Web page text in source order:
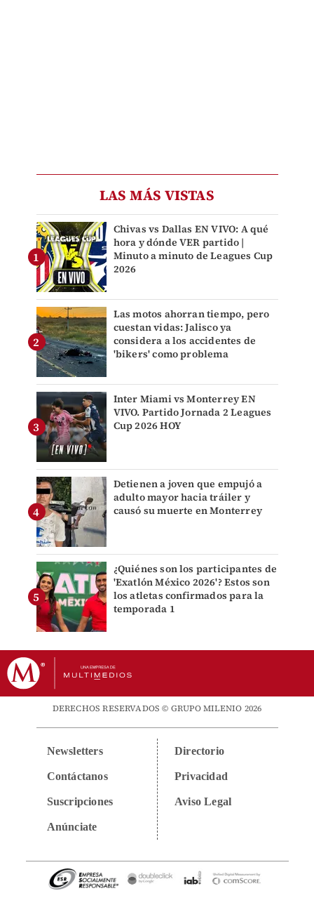
LAS MÁS VISTAS
Chivas vs Dallas EN VIVO: A qué
hora y dónde VER partido |
Minuto a minuto de Leagues Cup
2026
Las motos ahorran tiempo, pero
cuestan vidas: Jalisco ya
considera a los accidentes de
'bikers' como problema
Inter Miami vs Monterrey EN
VIVO. Partido Jornada 2 Leagues
Cup 2026 HOY
Detienen a joven que empujó a
adulto mayor hacia tráiler y
causó su muerte en Monterrey
¿Quiénes son los participantes de
'Exatlón México 2026'? Estos son
los atletas confirmados para la
temporada 1
DERECHOS RESERVADOS © GRUPO MILENIO 2026
Newsletters
Contáctanos
Suscripciones
Anúnciate
Directorio
Privacidad
Aviso Legal